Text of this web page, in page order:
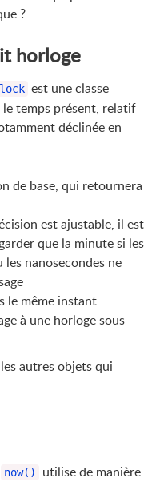
?
horloge
est une classe
temps présent, relatif
déclinée en
de base, qui retournera
est ajustable, il est
que la minute si les
les nanosecondes ne
le même instant
à une horloge sous-
autres objets qui
now()
utilise de manière